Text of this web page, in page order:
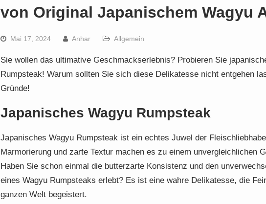
von Original Japanischem Wagyu
Mai 17, 2024 Anhar Allgemein
Sie wollen das ultimative Geschmackserlebnis? Probieren Sie
Rumpsteak! Warum sollten Sie sich diese Delikatesse nicht entgehen
Gründe!
Japanisches Wagyu Rumpsteak
Japanisches Wagyu Rumpsteak ist ein echtes Juwel der
Marmorierung und zarte Textur machen es zu einem unvergleichlichen
Haben Sie schon einmal die butterzarte Konsistenz und den
eines Wagyu Rumpsteaks erlebt? Es ist eine wahre Delikatesse, die
ganzen Welt begeistert.